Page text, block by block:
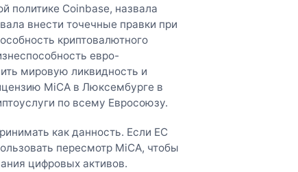
политике Coinbase, назвала
внести точечные правки при
криптовалютного
евро-
мировую ликвидность и
MiCA в Люксембурге в
по всему Евросоюзу.
как данность. Если ЕС
пересмотр MiCA, чтобы
цифровых активов.